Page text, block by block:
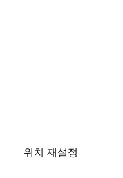
위치 재설정